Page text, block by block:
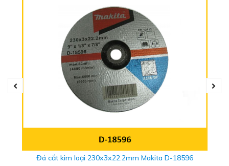
Đá cắt kim loại 230x3x22.2mm Makita D-18596